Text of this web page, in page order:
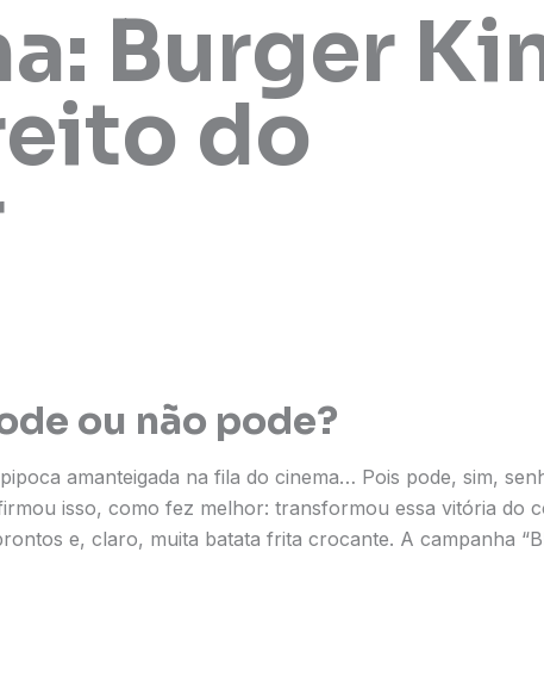
Burger
do
ou não pode?
amanteigada na fila do cinema… Pois pode, sim,
isso, como fez melhor: transformou essa vitória do
e, claro, muita batata frita crocante. A campanha